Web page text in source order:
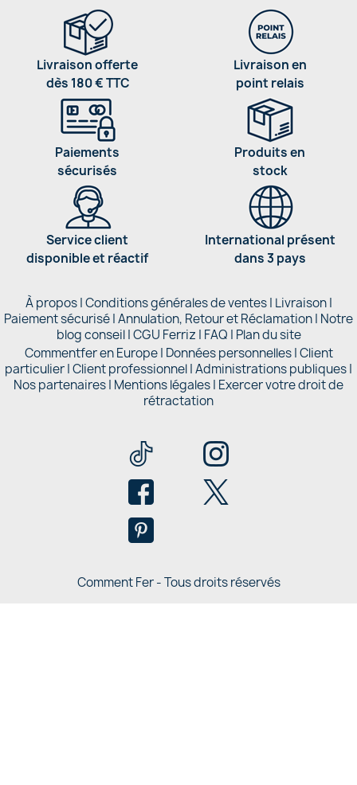
Livraison offerte
dès 180 € TTC
Livraison en
point relais
Paiements
sécurisés
Produits en
stock
Service client
disponible et réactif
International présent
dans 3 pays
À propos|Conditions générales de ventes| Livraison|
Paiement sécurisé|Annulation, Retour et Réclamation| Notre
blog conseil|CGU Ferriz | FAQ | Plan du site
Commentfer en Europe| Données personnelles|Client
particulier|Client professionnel|Administrations publiques|
Nos partenaires | Mentions légales| Exercer votre droit de
rétractation
Comment Fer - Tous droits réservés